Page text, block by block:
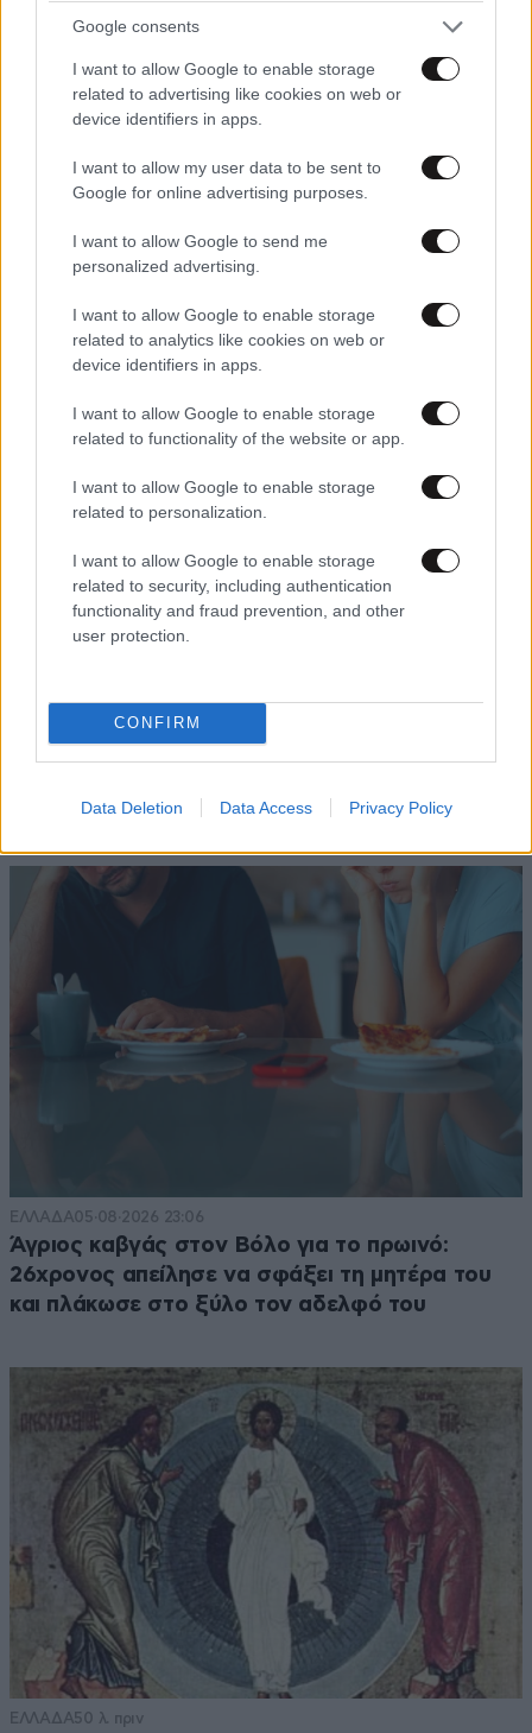
Google consents
I want to allow Google to enable storage
related to advertising like cookies on web or
device identifiers in apps.
I want to allow my user data to be sent to
Google for online advertising purposes.
I want to allow Google to send me
personalized advertising.
I want to allow Google to enable storage
related to analytics like cookies on web or
device identifiers in apps.
I want to allow Google to enable storage
related to functionality of the website or app.
I want to allow Google to enable storage
related to personalization.
I want to allow Google to enable storage
related to security, including authentication
functionality and fraud prevention, and other
user protection.
CONFIRM
Data Deletion Data Access Privacy Policy
ΕΛΛΑΔΑ06·08·2026 00:09
Σαν σήμερα 6 Αυγούστου: Πεθαίνει η Ρίτα
της τραγούδι
LIFESTYLE05·08·2026 17:48
Παλάτι Marivent: Πώς οι κληρονόμοι του
Ιωάννη Σαριδάκη αφαίρεσαν 1.300 έργα τέχνης
ΕΛΛΑΔΑ05·08·2026 23:06
Άγριος καβγάς στον Βόλο για το πρωινό:
26χρονος απείλησε να σφάξει τη μητέρα του
και πλάκωσε στο ξύλο τον αδελφό του
ΕΛΛΑΔΑ50 λ. πριν